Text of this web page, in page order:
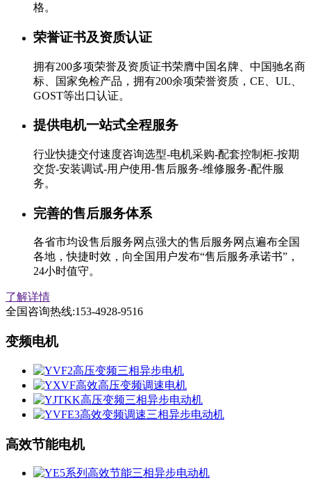
格。
荣誉证书及资质认证
拥有200多项荣誉及资质证书荣膺中国名牌、中国驰名商
标、国家免检产品，拥有200余项荣誉资质，CE、UL、
GOST等出口认证。
提供电机一站式全程服务
行业快捷交付速度咨询选型-电机采购-配套控制柜-按期
交货-安装调试-用户使用-售后服务-维修服务-配件服
务。
完善的售后服务体系
各省市均设售后服务网点强大的售后服务网点遍布全国
各地，快捷时效，向全国用户发布“售后服务承诺书”，
24小时值守。
了解详情
全国咨询热线:153-4928-9516
变频电机
高效节能电机